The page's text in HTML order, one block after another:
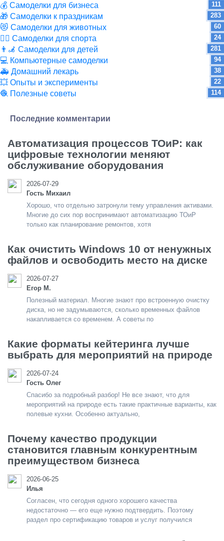
💰 Самоделки для бизнеса 111
🎁 Самоделки к праздникам 283
😻 Самоделки для животных 60
🏋️‍♀️ Самоделки для спорта 24
👨‍🦼 Самоделки для детей 281
💻 Компьютерные самоделки 94
🚑 Домашний лекарь 38
💥 Опыты и эксперименты 22
🧶 Полезные советы 114
Последние комментарии
Автоматизация процессов ТОиР: как
цифровые технологии меняют
обслуживание оборудования
2026-07-29
Гость Михаил
Хорошо, что отдельно затронули тему управления активами.
Многие до сих пор воспринимают автоматизацию ТОиР
только как планирование ремонтов, хотя
Как очистить Windows 10 от ненужных
файлов и освободить место на диске
2026-07-27
Егор М.
Полезный материал. Многие знают про встроенную очистку
диска, но не задумываются, сколько временных файлов
накапливается со временем. А советы по
Какие форматы кейтеринга лучше
выбрать для мероприятий на природе
2026-07-24
Гость Олег
Спасибо за подробный разбор! Не все знают, что для
мероприятий на природе есть такие практичные варианты, как
полевые кухни. Особенно актуально,
Почему качество продукции
становится главным конкурентным
преимуществом бизнеса
2026-06-25
Илья
Согласен, что сегодня одного хорошего качества
недостаточно — его еще нужно подтвердить. Поэтому
раздел про сертификацию товаров и услуг получился